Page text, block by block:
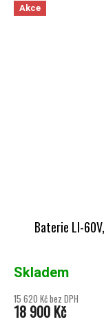
Akce
Baterie LI-
Skladem
15 620 Kč bez DPH
18 900 Kč